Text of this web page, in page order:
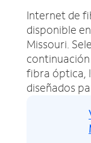
Internet de
disponible
Missouri.
fibra óptica,
diseñados